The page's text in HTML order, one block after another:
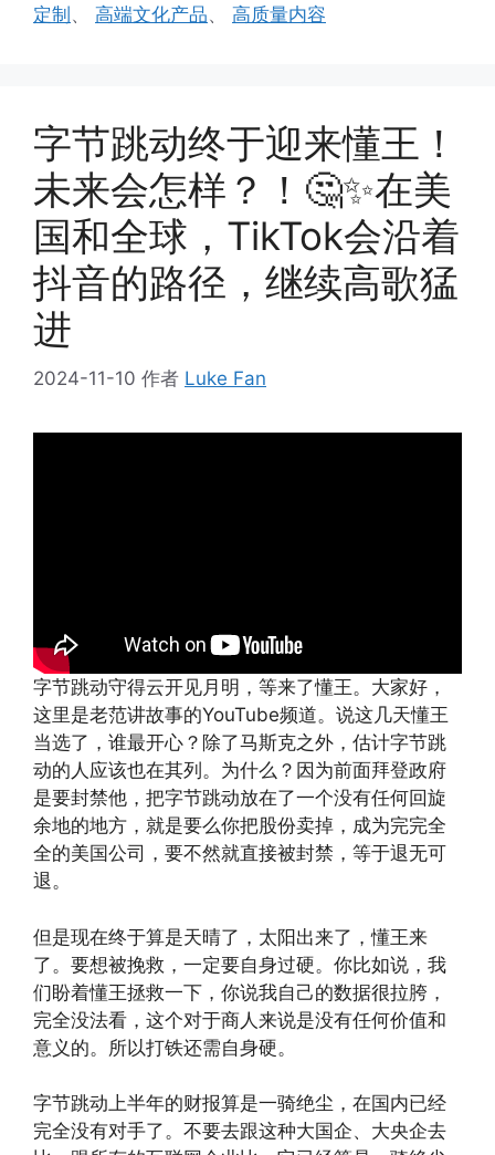
定制 、 高端文化产品、 高质量内容
字节跳动终于迎来懂王！
未来会怎样？！🤔✨在美
国和全球，TikTok会沿着
抖音的路径，继续高歌猛
进
2024-11-10 作者 Luke Fan
字节跳动守得云开见月明，等来了懂王。大家好，
这里是老范讲故事的YouTube频道。说这几天懂王
当选了，谁最开心？除了马斯克之外，估计字节跳
动的人应该也在其列。为什么？因为前面拜登政府
是要封禁他，把字节跳动放在了一个没有任何回旋
余地的地方，就是要么你把股份卖掉，成为完完全
全的美国公司，要不然就直接被封禁，等于退无可
退。
但是现在终于算是天晴了，太阳出来了，懂王来
了。要想被挽救，一定要自身过硬。你比如说，我
们盼着懂王拯救一下，你说我自己的数据很拉胯，
完全没法看，这个对于商人来说是没有任何价值和
意义的。所以打铁还需自身硬。
字节跳动上半年的财报算是一骑绝尘，在国内已经
完全没有对手了。不要去跟这种大国企、大央企去